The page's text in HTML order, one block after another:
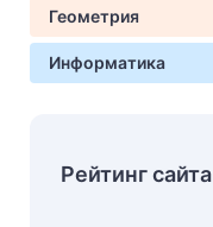
Геометрия
Информатика
Рейтинг сайта